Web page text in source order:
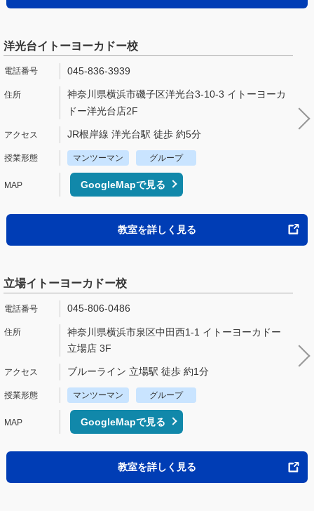
洋光台イトーヨーカドー校
045-836-3939
神奈川県横浜市磯子区洋光台3-10-3 イトーヨーカ
ドー洋光台店2F
JR根岸線 洋光台駅 徒歩 約5分
マンツーマン グループ
GoogleMapで見る
教室を詳しく見る
立場イトーヨーカドー校
045-806-0486
神奈川県横浜市泉区中田西1-1 イトーヨーカドー
立場店 3F
ブルーライン 立場駅 徒歩 約1分
マンツーマン グループ
GoogleMapで見る
教室を詳しく見る